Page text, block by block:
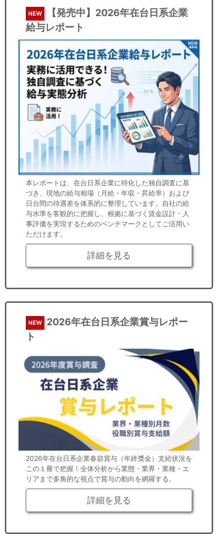
NEW
【発売中】2026年在台日系企業
給与レポート
本レポートは、在台日系企業に特化した独自調査に基
づき、現地の給与相場（月給・年収・昇給率）および
日台間の待遇差を体系的に整理しています。自社の給
与水準を客観的に把握し、根拠に基づく賃金設計・人
事評価を実現するためのベンチマークとしてご活用い
ただけます。
詳細を見る
NEW
2026年在台日系企業賞与レポー
ト
2026年在台日系企業春節賞与（年終獎金）支給状況を
この１冊で把握！全体分析から業態・業界・業種・エ
リアまで多角的な視点で賞与の動向を網羅する。
詳細を見る